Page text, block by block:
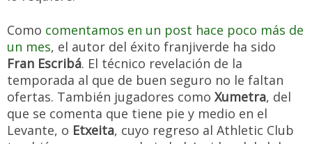
Como comentamos en un post hace poco más de
un mes, el autor del éxito franjiverde ha sido
Fran Escribá. El técnico revelación de la
temporada al que de buen seguro no le faltan
ofertas. También jugadores como Xumetra, del
que se comenta que tiene pie y medio en el
Levante, o Etxeita, cuyo regreso al Athletic Club